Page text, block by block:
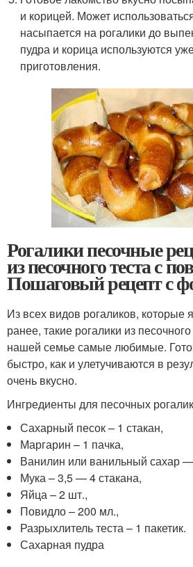
и корицей. Может
насыпается на рогалики до
пудра и корица используются
приготовления.
Рогалики песочные
из песочного теста с
Пошаговый рецепт с
Из всех видов рогаликов, которые
ранее, такие рогалики из
нашей семье самые любимые.
быстро, как и улетучиваются в
очень вкусно.
Ингредиенты для песочных
Сахарный песок – 1 стакан,
Маргарин – 1 пачка,
Ванилин или ванильный сахар —
Мука – 3,5 — 4 стакана,
Яйца – 2 шт.,
Повидло – 200 мл.,
Разрыхлитель теста – 1 пакетик.
Сахарная пудра